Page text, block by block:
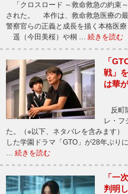
「クロスロード ～救命救急の約束
された。 本作は、救命救急医療の最
警察官らの正義と成長を描く本格医
遥（今田美桜）や桐 … 続きを読む
「
戦」
は華
反町
レ・フ
た。（※以下、ネタバレを含みます
した学園ドラマ「GTO」が28年ぶり
… 続きを読む
「一
判明